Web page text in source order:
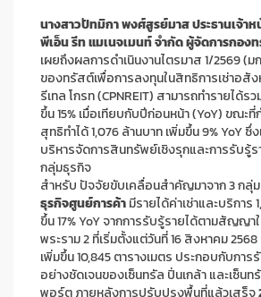
นางสาวปัทมิกา พงศ์สูรย์มาส ประธานเจ้า
พีเอ็น รีท แมเนจเมนท์ จำกัด ผู้จัดการกองท
เผยถึงผลการดำเนินงานไตรมาส 1/2569 (
ของทรัสต์เพื่อการลงทุนในสิทธิการเช่าอสั
รีเทล โกรท (CPNREIT) สามารถทำรายได้รว
ขึ้น 15% เมื่อเทียบกับปีก่อนหน้า (YoY) ขณะที่
สุทธิทำได้ 1,076 ล้านบาท เพิ่มขึ้น 9% YoY ซึ่
บริหารจัดการสินทรัพย์เชิงรุกและการรับรู้ร
กลุ่มธุรกิจ
สำหรับ ปัจจัยขับเคลื่อนสำคัญมาจาก 3 กลุ่
ธุรกิจศูนย์การค้ามีรายได้ค่าเช่าและบริการ
ขึ้น 17% YoY จากการรับรู้รายได้ตามสัญญา
พระราม 2 ที่เริ่มตั้งแต่วันที่ 16 สิงหาคม 2568
เพิ่มขึ้น 10,845 ตารางเมตร ประกอบกับการ
อย่างชัดเจนของเซ็นทรัล ปิ่นเกล้า และเซ็นท
พอร์ต ภายหลังการปรับปรุงพื้นที่แล้วเสร็จ